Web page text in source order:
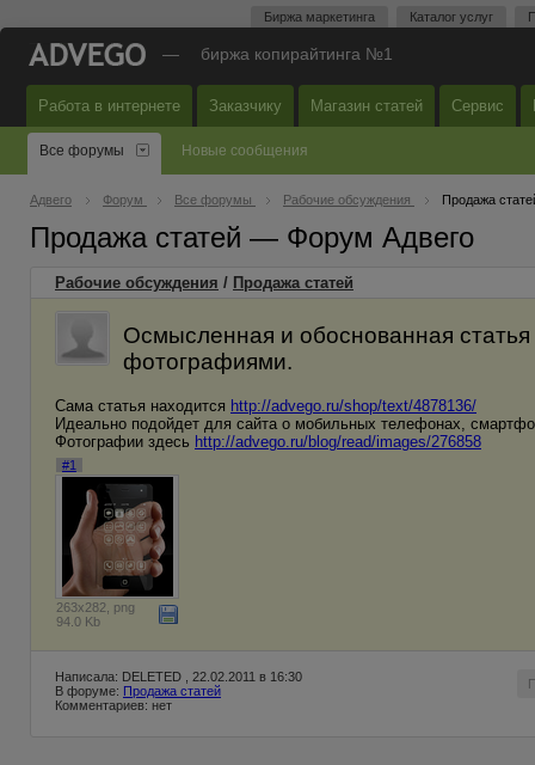
Биржа маркетинга Каталог услуг
— биржа копирайтинга №1
Работа в интернете Заказчику Магазин статей Сервис
Все форумы Новые сообщения
Адвего Форум Все форумы Рабочие обсуждения Продажа
Продажа статей — Форум Адвего
Рабочие обсуждения / Продажа статей
Осмысленная и обоснованная
фотографиями.
Сама статья находится http://advego.ru/shop/text/4878136/
Идеально подойдет для сайта о мобильных телефонах,
Фотографии здесь http://advego.ru/blog/read/images/276858
#1
263x282, png
94.0 Kb
Написала: DELETED , 22.02.2011 в 16:30
В форуме: Продажа статей
Комментариев: нет